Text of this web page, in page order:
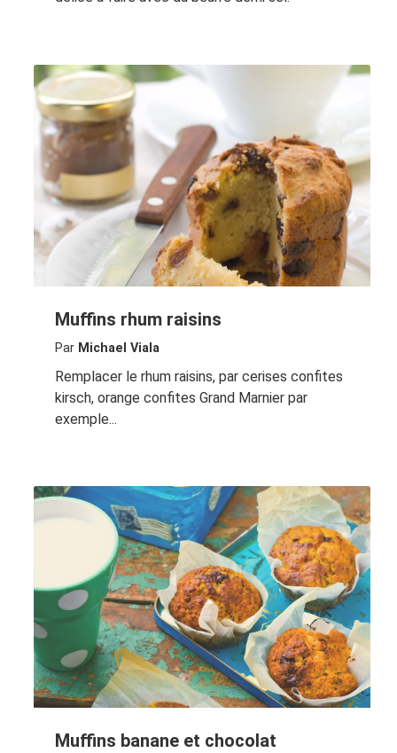
Muffins rhum raisins
Par Michael Viala
Remplacer le rhum raisins, par cerises confites
kirsch, orange confites Grand Marnier par
exemple...
Muffins banane et chocolat